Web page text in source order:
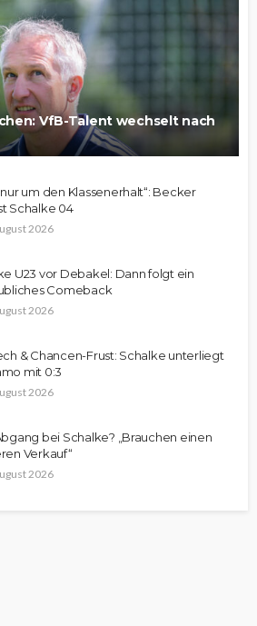
VfB-Talent wechselt nach
nur um den Klassenerhalt“: Becker
Schalke 04
2026
U23 vor Debakel: Dann folgt ein
Comeback
2026
& Chancen-Frust: Schalke unterliegt
mit 0:3
2026
bei Schalke? „Brauchen einen
Verkauf“
2026